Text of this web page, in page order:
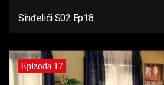
Sinđelići S02 Ep18
Epizoda 17